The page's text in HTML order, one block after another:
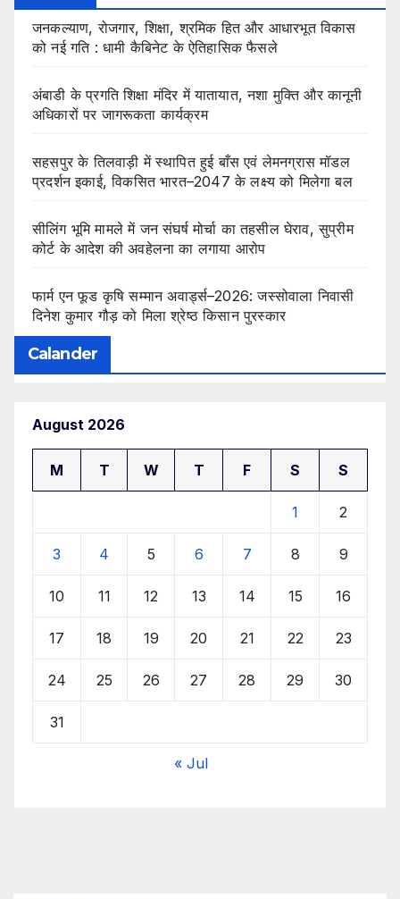
जनकल्याण, रोजगार, शिक्षा, श्रमिक हित और आधारभूत विकास
को नई गति : धामी कैबिनेट के ऐतिहासिक फैसले
अंबाडी के प्रगति शिक्षा मंदिर में यातायात, नशा मुक्ति और कानूनी
अधिकारों पर जागरूकता कार्यक्रम
सहसपुर के तिलवाड़ी में स्थापित हुई बाँस एवं लेमनग्रास मॉडल
प्रदर्शन इकाई, विकसित भारत–2047 के लक्ष्य को मिलेगा बल
सीलिंग भूमि मामले में जन संघर्ष मोर्चा का तहसील घेराव, सुप्रीम
कोर्ट के आदेश की अवहेलना का लगाया आरोप
फार्म एन फूड कृषि सम्मान अवार्ड्स–2026: जस्सोवाला निवासी
दिनेश कुमार गौड़ को मिला श्रेष्ठ किसान पुरस्कार
Calander
August 2026
M T W T F S S
1 2
3 4 5 6 7 8 9
10 11 12 13 14 15 16
17 18 19 20 21 22 23
24 25 26 27 28 29 30
31
« Jul